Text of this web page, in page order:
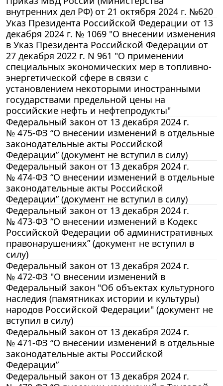
внутренних дел РФ) от 21 октября 2024 г. №620
Указ Президента Российской Федерации от 13
декабря 2024 г. № 1069 "О внесении изменения
в Указ Президента Российской Федерации от
27 декабря 2022 г. N 961 "О применении
специальных экономических мер в топливно-
энергетической сфере в связи с
установлением некоторыми иностранными
государствами предельной цены на
российские нефть и нефтепродукты"
Федеральный закон от 13 декабря 2024 г.
№ 475-ФЗ “О внесении изменений в отдельные
законодательные акты Российской
Федерации” (документ не вступил в силу)
Федеральный закон от 13 декабря 2024 г.
№ 474-ФЗ “О внесении изменений в отдельные
законодательные акты Российской
Федерации” (документ не вступил в силу)
Федеральный закон от 13 декабря 2024 г.
№ 473-ФЗ “О внесении изменений в Кодекс
Российской Федерации об административных
правонарушениях” (документ не вступил в
силу)
Федеральный закон от 13 декабря 2024 г.
№ 472-ФЗ "О внесении изменений в
Федеральный закон "Об объектах культурного
наследия (памятниках истории и культуры)
народов Российской Федерации" (документ не
вступил в силу)
Федеральный закон от 13 декабря 2024 г.
№ 471-ФЗ “О внесении изменений в отдельные
законодательные акты Российской
Федерации”
Федеральный закон от 13 декабря 2024 г.